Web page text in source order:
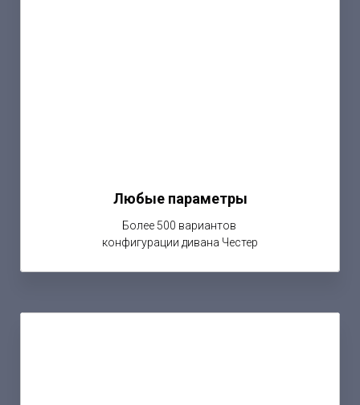
Любые параметры
Более 500 вариантов
конфигурации дивана Честер